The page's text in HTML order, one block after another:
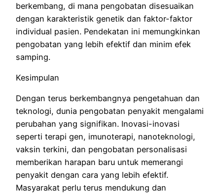
berkembang, di mana pengobatan disesuaikan
dengan karakteristik genetik dan faktor-faktor
individual pasien. Pendekatan ini memungkinkan
pengobatan yang lebih efektif dan minim efek
samping.
Kesimpulan
Dengan terus berkembangnya pengetahuan dan
teknologi, dunia pengobatan penyakit mengalami
perubahan yang signifikan. Inovasi-inovasi
seperti terapi gen, imunoterapi, nanoteknologi,
vaksin terkini, dan pengobatan personalisasi
memberikan harapan baru untuk memerangi
penyakit dengan cara yang lebih efektif.
Masyarakat perlu terus mendukung dan